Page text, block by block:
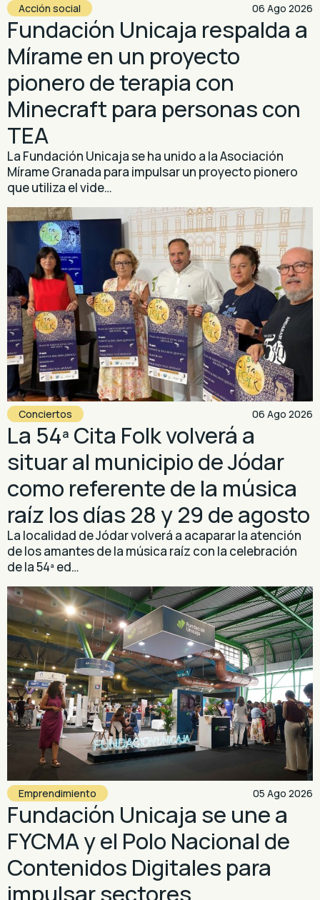
Acción social 06 Ago 2026
Fundación Unicaja respalda a
Mírame en un proyecto
pionero de terapia con
Minecraft para personas con
TEA
La Fundación Unicaja se ha unido a la Asociación
Mírame Granada para impulsar un proyecto pionero
que utiliza el vide…
Conciertos 06 Ago 2026
La 54ª Cita Folk volverá a
situar al municipio de Jódar
como referente de la música
raíz los días 28 y 29 de agosto
La localidad de Jódar volverá a acaparar la atención
de los amantes de la música raíz con la celebración
de la 54ª ed…
Emprendimiento 05 Ago 2026
Fundación Unicaja se une a
FYCMA y el Polo Nacional de
Contenidos Digitales para
impulsar sectores